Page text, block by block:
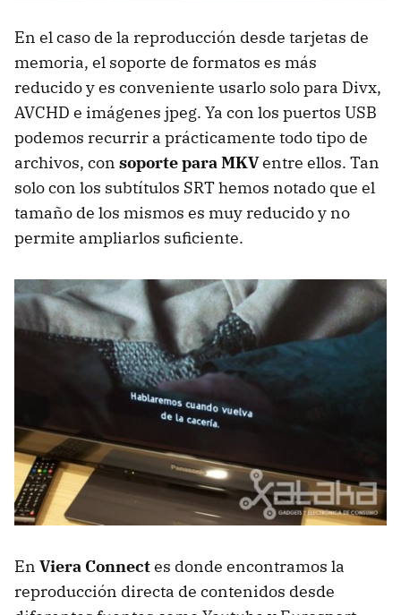
En el caso de la reproducción desde tarjetas de
memoria, el soporte de formatos es más
reducido y es conveniente usarlo solo para Divx,
AVCHD e imágenes jpeg. Ya con los puertos USB
podemos recurrir a prácticamente todo tipo de
archivos, con soporte para MKVentre ellos. Tan
solo con los subtítulos SRThemos notado que el
tamaño de los mismos es muy reducido y no
permite ampliarlos suficiente.
En Viera Connectes donde encontramos la
reproducción directa de contenidos desde